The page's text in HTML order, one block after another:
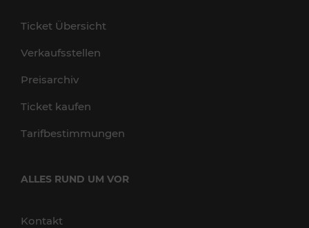
Ticket Übersicht
Verkaufsstellen
Preisarchiv
Ticket kaufen
Tarifbestimmungen
ALLES RUND UM VOR
Kontakt